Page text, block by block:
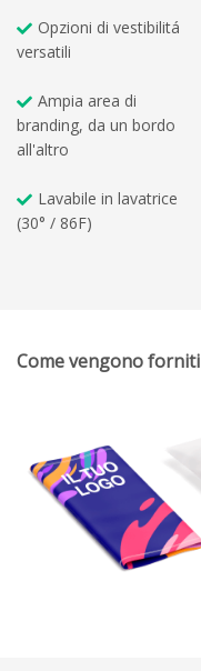
Opzioni di vestibilitá
versatili
Ampia area di
branding, da un bordo
all'altro
Lavabile in lavatrice
(30° / 86F)
Come vengono forniti